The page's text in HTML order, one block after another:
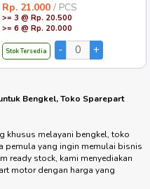
Rp. 21.000 / PCS
>= 3 @ Rp. 20.500
>= 6 @ Rp. 20.000
Stok Tersedia
Bengkel, Toko Sparepart
khusus melayani bengkel, toko
pemula yang ingin memulai bisnis
ready stock, kami menyediakan
motor dengan harga yang